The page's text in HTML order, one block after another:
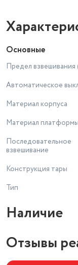
Основные
Предел взвешивания
Автоматическое
Материал корпуса
Материал
Последовательное
взвешивание
Конструкция тары
Тип
Наличие
Отзывы